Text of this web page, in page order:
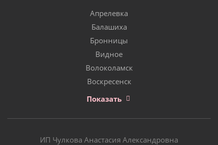
Апрелевка
Балашиха
Бронницы
Видное
Волоколамск
Воскресенск
Показать
ИП Чулкова Анастасия Александровна